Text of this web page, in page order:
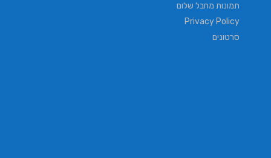
תמונות מחבל שלום
Privacy Policy
סרטונים